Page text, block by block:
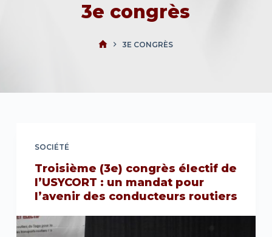
3e congrès
3E CONGRÈS
SOCIÉTÉ
Troisième (3e) congrès électif de
l’USYCORT : un mandat pour
l’avenir des conducteurs routiers